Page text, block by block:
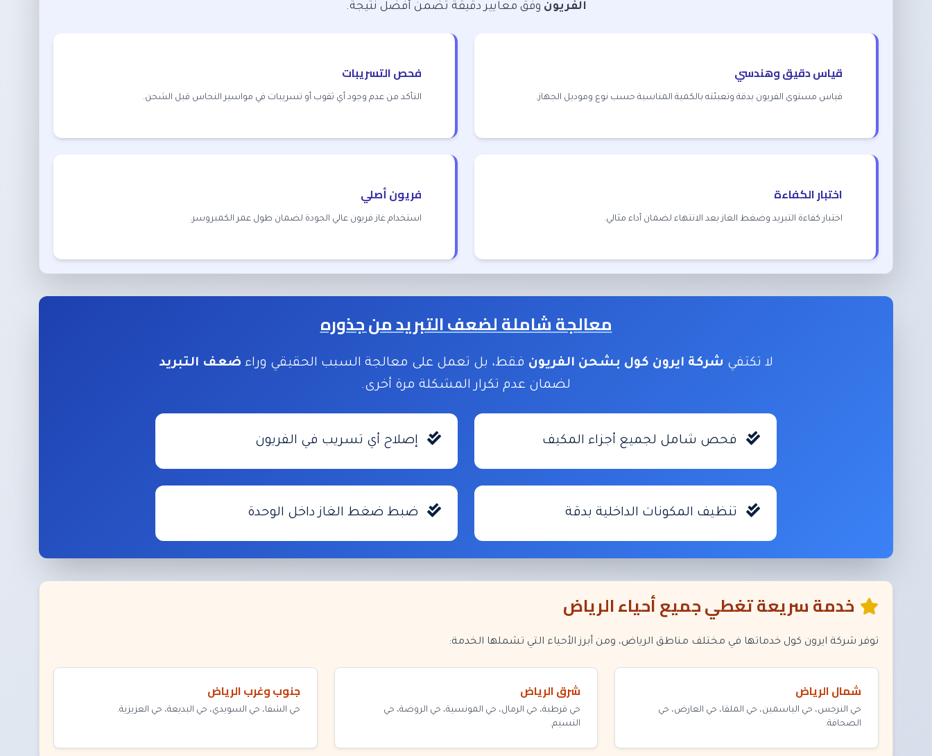
الفريون وفق معايير دقيقة تضمن أفضل نتيجة.
قياس دقيق وهندسي
قياس مستوى الفريون بدقة وتعبئته بالكمية المناسبة حسب نوع وموديل الجهاز.
فحص التسريبات
التأكد من عدم وجود أي ثقوب أو تسريبات في مواسير النحاس قبل الشحن.
اختبار الكفاءة
اختبار كفاءة التبريد وضغط الغاز بعد الانتهاء لضمان أداء مثالي.
فريون أصلي
استخدام غاز فريون عالي الجودة لضمان طول عمر الكمبروسر.
معالجة شاملة لضعف التبريد من جذوره
لا تكتفي شركة ايرون كول بشحن الفريون فقط، بل تعمل على معالجة السبب الحقيقي وراء ضعف التبريد
لضمان عدم تكرار المشكلة مرة أخرى.
فحص شامل لجميع أجزاء المكيف إصلاح أي تسريب في الفريون
تنظيف المكونات الداخلية بدقة ضبط ضغط الغاز داخل الوحدة
خدمة سريعة تغطي جميع أحياء الرياض
توفر شركة ايرون كول خدماتها في مختلف مناطق الرياض، ومن أبرز الأحياء التي تشملها الخدمة:
شمال الرياض
حي النرجس، حي الياسمين، حي الملقا، حي العارض، حي
الصحافة.
شرق الرياض
حي قرطبة، حي الرمال، حي المونسية، حي الروضة، حي
النسيم.
جنوب وغرب الرياض
حي الشفا، حي السويدي، حي البديعة، حي العزيزية.